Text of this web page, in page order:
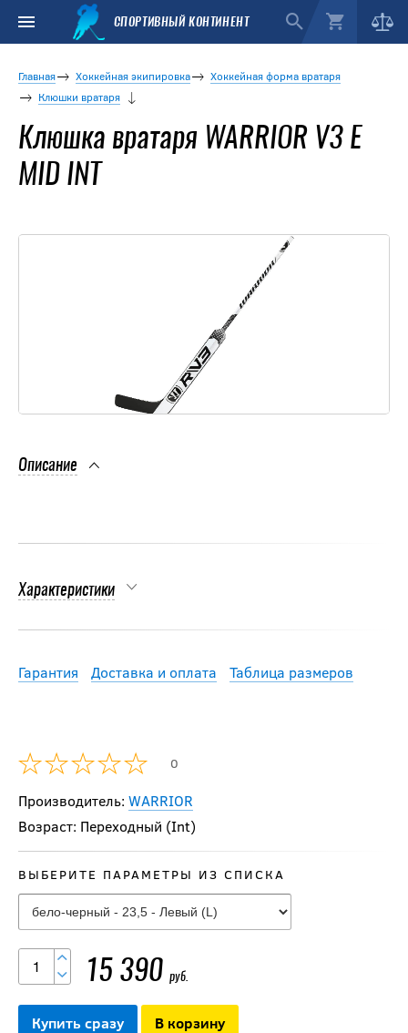
СПОРТИВНЫЙ КОНТИНЕНТ
Главная Хоккейная экипировка
Хоккейная форма вратаря
Клюшки вратаря
Клюшка вратаря WARRIOR V3 E
MID INT
Описание
Характеристики
Гарантия Доставка и оплата Таблица размеров
0
Производитель: WARRIOR
Возраст: Переходный (Int)
ВЫБЕРИТЕ ПАРАМЕТРЫ ИЗ СПИСКА
15 390 руб.
Купить сразу В корзину